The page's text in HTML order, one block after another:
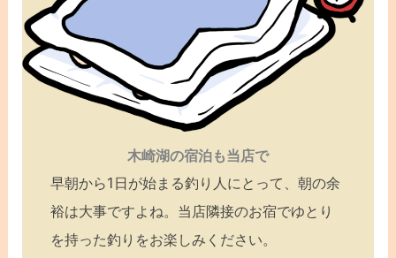
木崎湖の宿泊も当店で
早朝から1日が始まる釣り人にとって、朝の余
裕は大事ですよね。当店隣接のお宿でゆとり
を持った釣りをお楽しみください。